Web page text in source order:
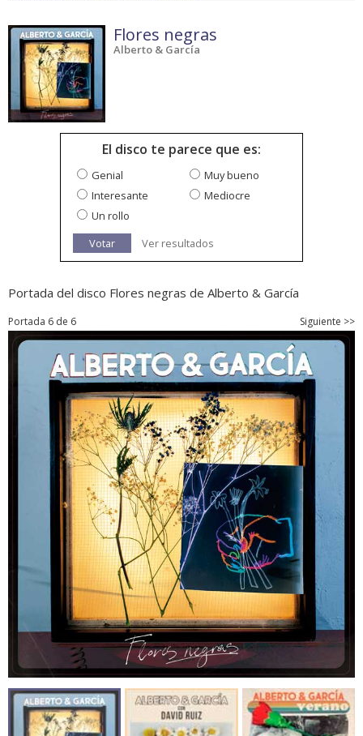
Flores negras
Alberto & García
El disco te parece que es:
Genial
Muy bueno
Interesante
Mediocre
Un rollo
Votar
Ver resultados
Portada del disco Flores negras de Alberto & García
Portada 6 de 6 Siguiente >>